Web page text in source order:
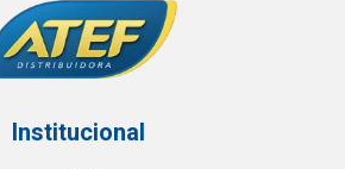
Institucional